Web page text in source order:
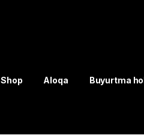
Shop Aloqa Buyurtma